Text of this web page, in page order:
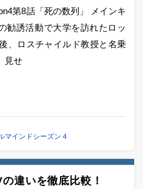
第8話「死の数列」 メインキ
勧誘活動で大学を訪れたロッ
、ロスチャイルド教授と名乗
見せ
マインドシーズン４
違いを徹底比較！